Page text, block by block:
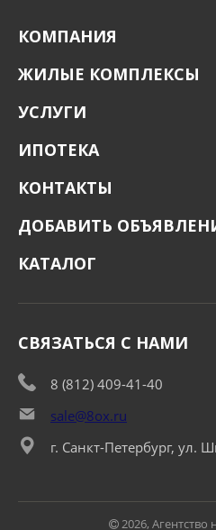
КОМПАНИЯ
ЖИЛЫЕ КОМПЛЕКСЫ
УСЛУГИ
ИПОТЕКА
КОНТАКТЫ
ДОБАВИТЬ
КАТАЛОГ
СВЯЗАТЬСЯ С НАМИ
8 (812) 409-41-40
sale@8ox.ru
г. Санкт-Петербург, ул.
2026,